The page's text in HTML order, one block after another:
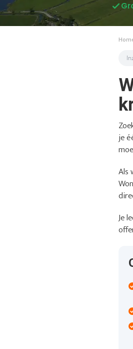
je
Als
Je